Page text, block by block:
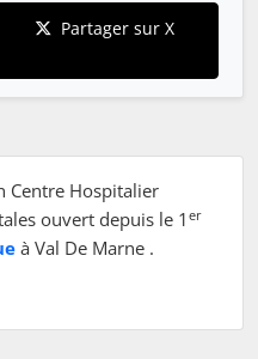
Partager sur X
Centre Hospitalier
ouvert depuis le 1 er
à Val De Marne .